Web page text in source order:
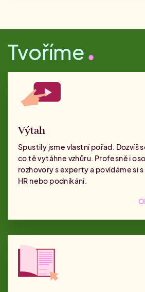
Tvoříme
Výtah
Spustily jsme vlastní pořad. Dozvíš
co tě vytáhne vzhůru. Profesně i
rozhovory s experty a povídáme si
HR nebo podnikání.